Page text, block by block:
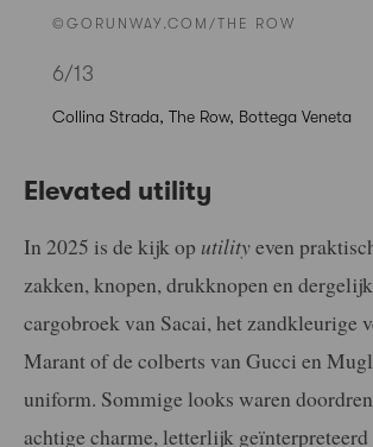
©GORUNWAY.COM/THE ROW
6/13
Collina Strada, The Row, Bottega Veneta
Elevated utility
In 2025 is de kijk op utilityeven
zakken, knopen, drukknopen en
cargobroek van Sacai, het zandkleurige
Marant of de colberts van Gucci en
uniform. Sommige looks waren
achtige charme, letterlijk